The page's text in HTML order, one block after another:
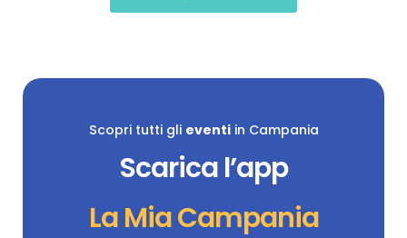
Scopri tutti gli eventiin Campania
Scarica l’app
La Mia Campania